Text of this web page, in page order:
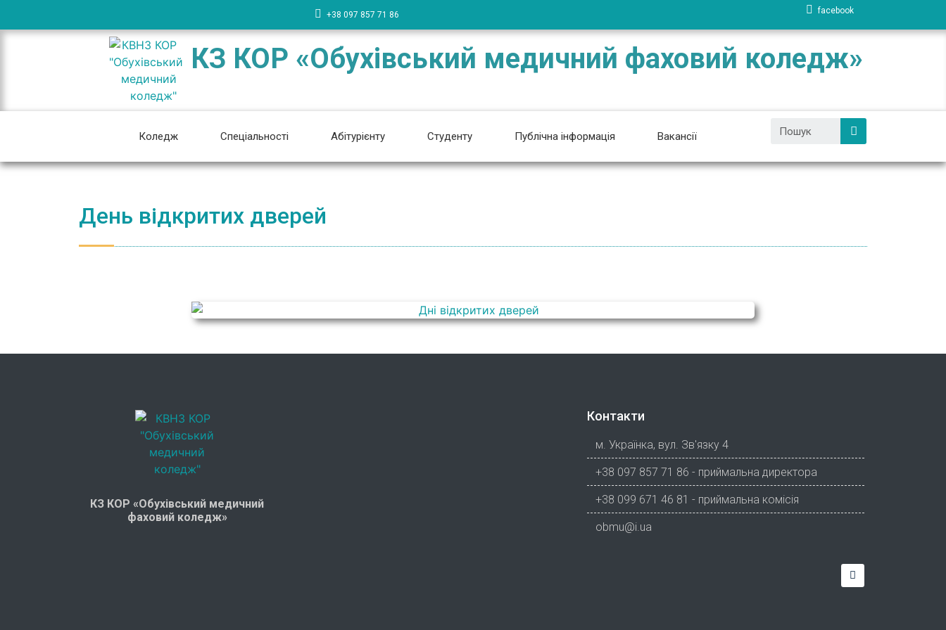
+38 097 857 71 86 facebook
КЗ КОР «Обухівський медичний фаховий коледж»
Коледж Спеціальності Абітурієнту Студенту Публічна інформація Вакансії
День відкритих дверей
КЗ КОР «Обухівський медичний
фаховий коледж»
Контакти
м. Українка, вул. Зв'язку 4
+38 097 857 71 86 - приймальна директора
+38 099 671 46 81 - приймальна комісія
obmu@i.ua